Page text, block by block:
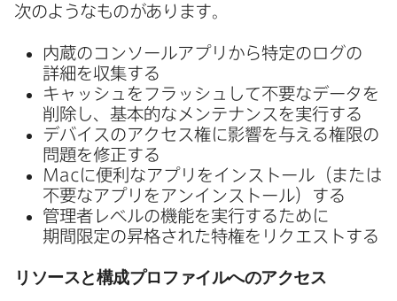
次のような​ものが​あります。
内蔵の​コンソールアプリから​特定の​ログの​
詳細を​収集する
キャッシュを​フラッシュして​不要な​データを​
削除し、​基本的な​メンテナンスを​実行する
デバイスの​アクセス権に​影響を​与える​権限の​
問題を​修正する
Macに​便利な​アプリを​インストール​（または​
不要な​アプリを​アンインストール）​する
管理者レベルの​機能を​実行する​ために​
期間限定の​昇格された​特権を​リクエストする
リソースと​構成プロファイルへの​アクセス